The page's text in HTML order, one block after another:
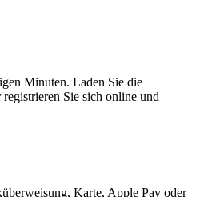
Minuten. Laden Sie die
Sie sich online und
Karte, Apple Pay oder